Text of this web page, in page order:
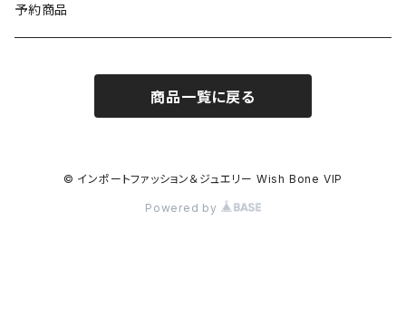
ブレスレット・バングル
予約商品
商品一覧に戻る
© インポートファッション＆ジュエリー Wish Bone VIP
Powered by